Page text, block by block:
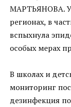
МАРТЬЯНОВА.
регионах, в
вспыхнула
особых мерах
В школах и
мониторинг
дезинфекция